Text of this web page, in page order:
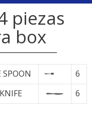
piezas
box
SPOON
6
6